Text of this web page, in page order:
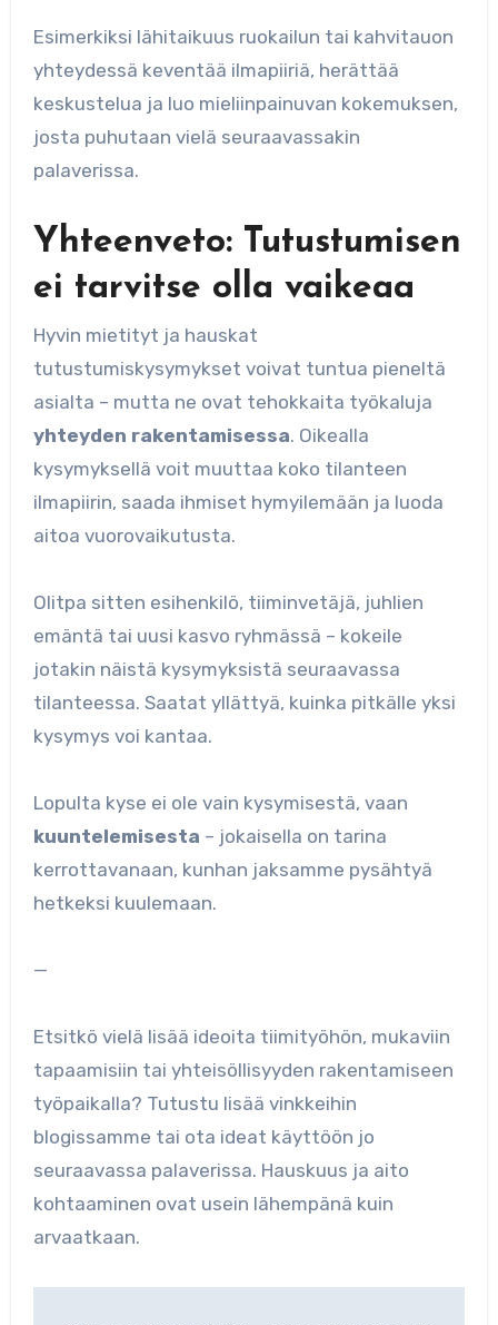
Esimerkiksi lähitaikuus ruokailun tai kahvitauon
yhteydessä keventää ilmapiiriä, herättää
keskustelua ja luo mieliinpainuvan kokemuksen,
josta puhutaan vielä seuraavassakin
palaverissa.
Yhteenveto: Tutustumisen
ei tarvitse olla vaikeaa
Hyvin mietityt ja hauskat
tutustumiskysymykset voivat tuntua pieneltä
asialta – mutta ne ovat tehokkaita työkaluja
yhteyden rakentamisessa. Oikealla
kysymyksellä voit muuttaa koko tilanteen
ilmapiirin, saada ihmiset hymyilemään ja luoda
aitoa vuorovaikutusta.
Olitpa sitten esihenkilö, tiiminvetäjä, juhlien
emäntä tai uusi kasvo ryhmässä – kokeile
jotakin näistä kysymyksistä seuraavassa
tilanteessa. Saatat yllättyä, kuinka pitkälle yksi
kysymys voi kantaa.
Lopulta kyse ei ole vain kysymisestä, vaan
kuuntelemisesta – jokaisella on tarina
kerrottavanaan, kunhan jaksamme pysähtyä
hetkeksi kuulemaan.
—
Etsitkö vielä lisää ideoita tiimityöhön, mukaviin
tapaamisiin tai yhteisöllisyyden rakentamiseen
työpaikalla? Tutustu lisää vinkkeihin
blogissamme tai ota ideat käyttöön jo
seuraavassa palaverissa. Hauskuus ja aito
kohtaaminen ovat usein lähempänä kuin
arvaatkaan.